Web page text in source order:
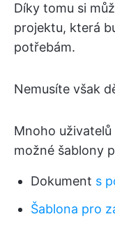
Díky tomu si
projektu, která
potřebám.
Nemusíte však
Mnoho
možné šablony
Dokument s
Šablona pro